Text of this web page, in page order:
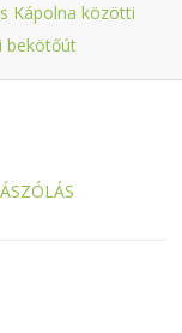
Kápolna közötti
bekötőút